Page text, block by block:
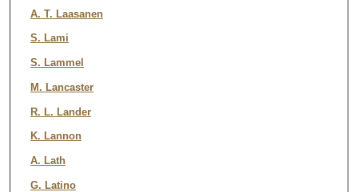
A. T. Laasanen
S. Lami
S. Lammel
M. Lancaster
R. L. Lander
K. Lannon
A. Lath
G. Latino